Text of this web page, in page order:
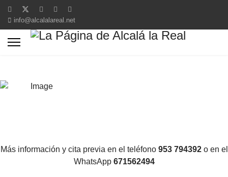
info@alcalalareal.net
Más información y cita previa en el teléfono 953 794392o en el
WhatsApp 671562494